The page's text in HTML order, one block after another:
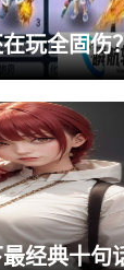
玩全固伤
适度统统
最经典十